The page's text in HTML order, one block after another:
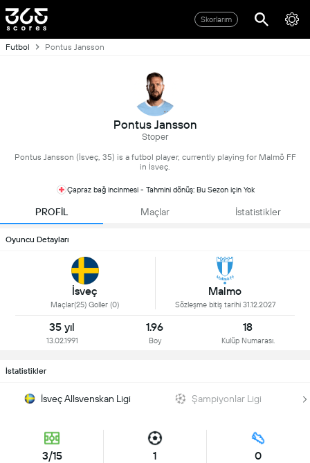
Skorlarım
Futbol Pontus Jansson
Pontus Jansson
Stoper
Pontus Jansson (İsveç, 35) is a futbol player, currently playing for Malmö FF
in İsveç.
Çapraz bağ incinmesi - Tahmini dönüş: Bu Sezon için Yok
PROFİL Maçlar İstatistikler
Oyuncu Detayları
İsveç
Maçlar(25) Goller (0)
Malmo
Sözleşme bitiş tarihi 31.12.2027
35 yıl
13.02.1991
1.96
Boy
18
Kulüp Numarası.
İstatistikler
İsveç Allsvenskan Ligi Şampiyonlar Ligi
3/15 1 0